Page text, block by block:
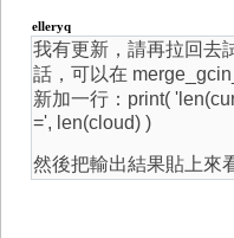
elleryq
我有更新，請再拉回去
話，可以在
新加一行：print(
=', len(cloud) )
然後把輸出結果貼上來